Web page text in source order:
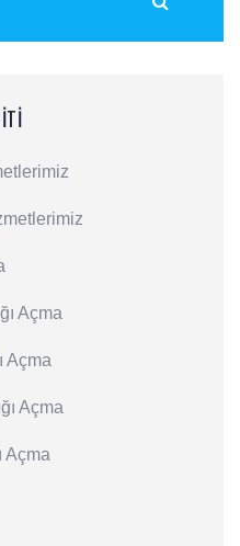
Açma
Açma
Açma
Açma